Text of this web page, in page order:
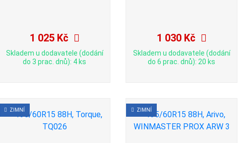
1 025 Kč
Skladem u dodavatele (dodání
do 3 prac. dnů): 4 ks
1 030 Kč
Skladem u dodavatele (dodání
do 6 prac. dnů): 20 ks
ZIMNÍ ZIMNÍ